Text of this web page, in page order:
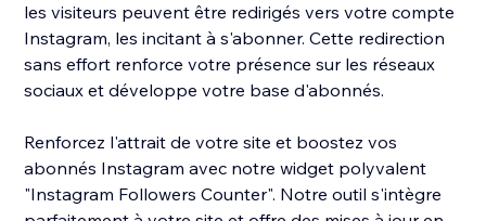
les visiteurs peuvent être redirigés vers votre compte
Instagram, les incitant à s'abonner. Cette redirection
sans effort renforce votre présence sur les réseaux
sociaux et développe votre base d'abonnés.
Renforcez l'attrait de votre site et boostez vos
abonnés Instagram avec notre widget polyvalent
"Instagram Followers Counter". Notre outil s'intègre